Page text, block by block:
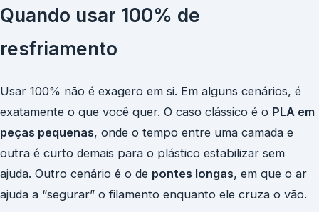
Quando usar 100% de
resfriamento
Usar 100% não é exagero em si. Em alguns cenários, é
exatamente o que você quer. O caso clássico é o PLA em
peças pequenas, onde o tempo entre uma camada e
outra é curto demais para o plástico estabilizar sem
ajuda. Outro cenário é o de pontes longas, em que o ar
ajuda a “segurar” o filamento enquanto ele cruza o vão.